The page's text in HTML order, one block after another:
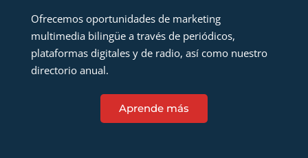
Ofrecemos oportunidades de marketing
multimedia bilingüe a través de periódicos,
plataformas digitales y de radio, así como nuestro
directorio anual.
Aprende más